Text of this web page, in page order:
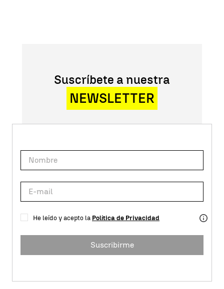
Suscríbete a nuestra
NEWSLETTER
He leído y acepto la Política de Privacidad
Suscribirme